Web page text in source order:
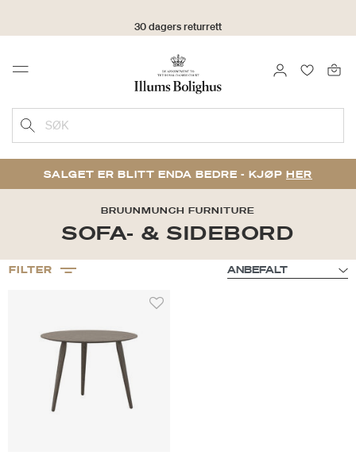
30 dagers returrett
Menu LOGG INN
SØK
SALGET ER BLITT ENDA BEDRE - KJØP HER
BRUUNMUNCH FURNITURE
SOFA- & SIDEBORD
FILTER